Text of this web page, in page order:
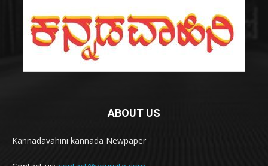
ABOUT US
Kannadavahini kannada Newpaper